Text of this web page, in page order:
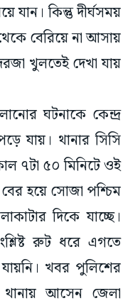
যান। কিন্তু দীর্ঘসময়
বেরিয়ে না আসায়
খুলতেই দেখা যায়
ঘটনাকে কেন্দ্র
যায়। থানার সিসি
৭টা ৫০ মিনিটে ওই
হয়ে সোজা পশ্চিম
দিকে যাচ্ছে।
রুট ধরে এগতে
খবর পুলিশের
থানায় আসেন জেলা